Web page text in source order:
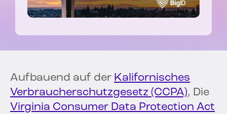
Aufbauend auf der Kalifornisches
Verbraucherschutzgesetz (CCPA), Die
Virginia Consumer Data Protection Act